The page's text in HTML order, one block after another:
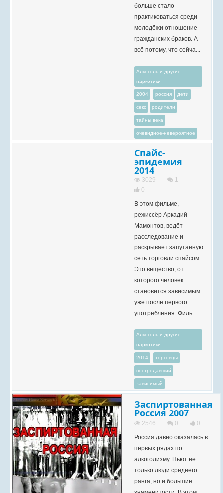
больше стало
практиковаться среди
молодёжи отношение
гражданских браков. А
всё потому, что сейча...
Алкоголь и другие
наркотики
2004 россия дети
секс родители
тайны века
очевидное-невероятное
Спайс-
эпидемия
2014
3029
1
0
В этом фильме,
режиссёр Аркадий
Мамонтов, ведёт
расследование и
раскрывает запутанную
сеть торговли спайсом.
Это вещество, от
которого человек
становится зависимым
уже после первого
употребления. Филь...
Алкоголь и другие
наркотики
2014 торговцы
постродавший
зависимый
Заспиртованная
Россия 2007
2546 0
0
Россия давно оказалась в
первых рядах по
алкоголизму. Пьют не
только люди среднего
ранга, но и большие